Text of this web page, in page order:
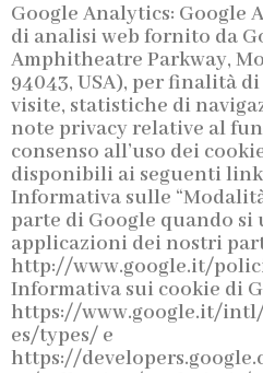
Google Analytics: Google
di analisi web fornito da
Amphitheatre Parkway,
94043, USA), per finalità
visite, statistiche di
note privacy relative al
consenso all’uso dei
disponibili ai seguenti
Informativa sulle
parte di Google quando
applicazioni dei nostri
http://www.google.it/
Informativa sui cookie di
https://www.google.it/
es/types/ e
https://